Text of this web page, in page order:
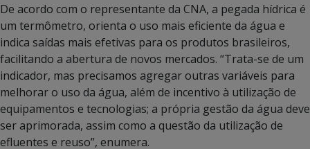
De acordo com o representante da CNA, a pegada hídrica é
um termômetro, orienta o uso mais eficiente da água e
indica saídas mais efetivas para os produtos brasileiros,
facilitando a abertura de novos mercados. “Trata-se de um
indicador, mas precisamos agregar outras variáveis para
melhorar o uso da água, além de incentivo à utilização de
equipamentos e tecnologias; a própria gestão da água deve
ser aprimorada, assim como a questão da utilização de
efluentes e reuso”, enumera.